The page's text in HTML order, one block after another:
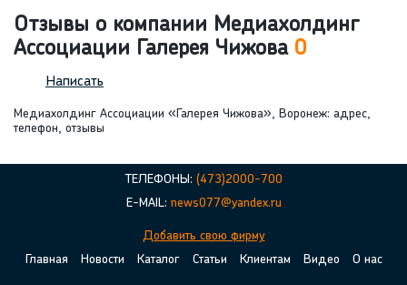
Отзывы о компании Медиахолдинг
Ассоциации Галерея Чижова 0
Написать
Медиахолдинг Ассоциации «Галерея Чижова», Воронеж: адрес,
телефон, отзывы
ТЕЛЕФОНЫ: (473)2000-700
E-MAIL: news077@yandex.ru
Добавить свою фирму
Главная
Новости Каталог Статьи Клиентам Видео О нас